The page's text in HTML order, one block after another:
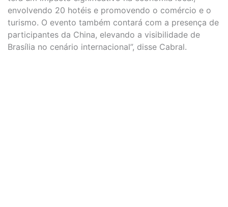
envolvendo 20 hotéis e promovendo o comércio e o
turismo. O evento também contará com a presença de
participantes da China, elevando a visibilidade de
Brasília no cenário internacional”, disse Cabral.